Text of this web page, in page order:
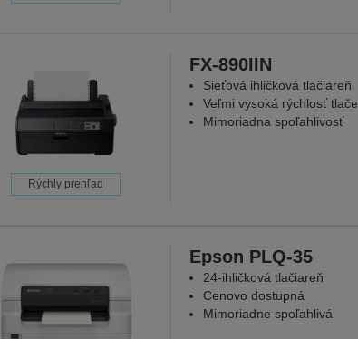
Rýchly prehľad
FX-890IIN
Sieťová ihličková tlačiareň
Veľmi vysoká rýchlosť tlače
Mimoriadna spoľahlivosť
Epson PLQ-35
24-ihličková tlačiareň
Cenovo dostupná
Mimoriadne spoľahlivá